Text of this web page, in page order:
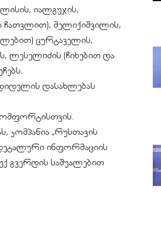
იალგუჯის,
ჩათვლით), მელიქიშვილის,
ცურტაველის,
ლესელიძის (ჩიხებით და
დასახლებას
კომპანია „რუსთავის
დეტალური ინფორმაციის
გვერდის საშუალებით